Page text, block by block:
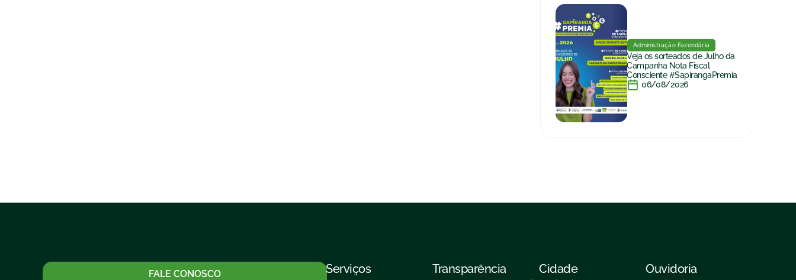
Administração Fazendária
Veja os sorteados de Julho da
Campanha Nota Fiscal
Consciente #SapirangaPremia
06/08/2026
FALE CONOSCO Serviços Transparência Cidade Ouvidoria